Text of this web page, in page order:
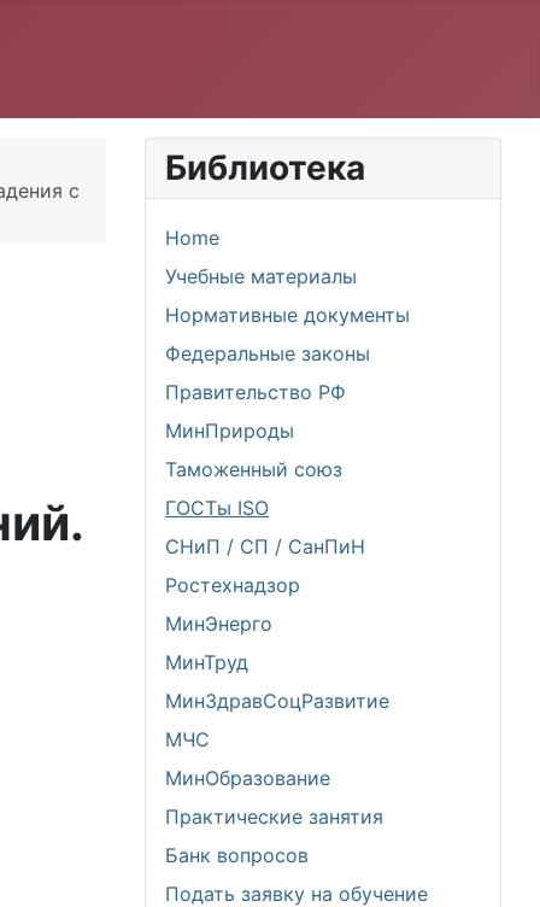
с
Библиотека
Home
Учебные материалы
Нормативные документы
Федеральные законы
Правительство РФ
МинПрироды
Таможенный союз
ГОСТы ISO
СНиП / СП / СанПиН
Ростехнадзор
МинЭнерго
МинТруд
МинЗдравСоцРазвитие
МЧС
МинОбразование
Практические занятия
Банк вопросов
Подать заявку на обучение